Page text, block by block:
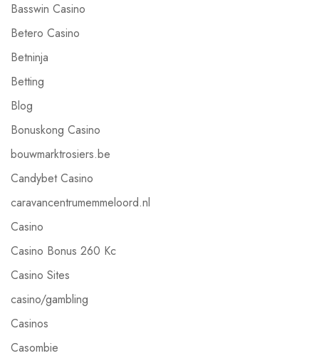
Basswin Casino
Betero Casino
Betninja
Betting
Blog
Bonuskong Casino
bouwmarktrosiers.be
Candybet Casino
caravancentrumemmeloord.nl
Casino
Casino Bonus 260 Kc
Casino Sites
casino/gambling
Casinos
Casombie